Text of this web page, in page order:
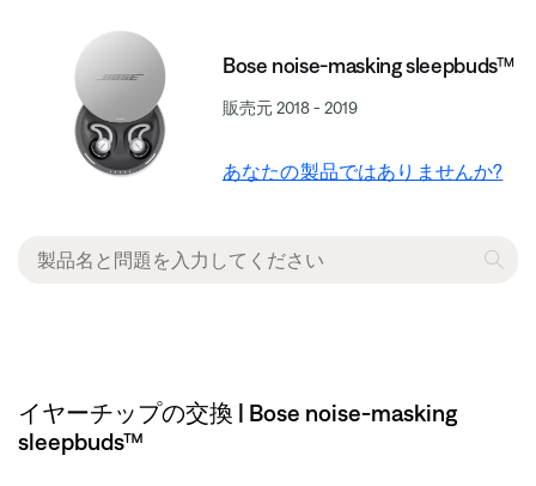
Bose noise-masking sleepbuds™
販売元 2018 - 2019
あなたの製品ではありませんか?
イヤーチップの交換 | Bose noise-masking
sleepbuds™